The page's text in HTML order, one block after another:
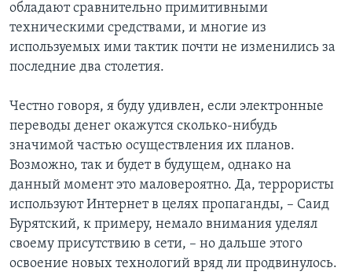
обладают сравнительно примитивными
техническими средствами, и многие из
используемых ими тактик почти не изменились за
последние два столетия.
Честно говоря, я буду удивлен, если электронные
переводы денег окажутся сколько-нибудь
значимой частью осуществления их планов.
Возможно, так и будет в будущем, однако на
данный момент это маловероятно. Да, террористы
используют Интернет в целях пропаганды, – Саид
Бурятский, к примеру, немало внимания уделял
своему присутствию в сети, – но дальше этого
освоение новых технологий вряд ли продвинулось.